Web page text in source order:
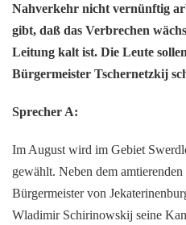
Nahverkehr nicht vernünftig
gibt, daß das Verbrechen
Leitung kalt ist. Die Leute
Bürgermeister Tschernetzkij
Sprecher A:
Im August wird im Gebiet
gewählt. Neben dem
Bürgermeister von
Wladimir Schirinowskij seine